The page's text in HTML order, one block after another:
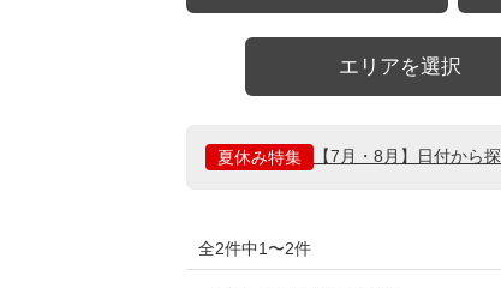
エリアを選択
夏休み特集 【7月・8月】日付から
全2件中1〜2件